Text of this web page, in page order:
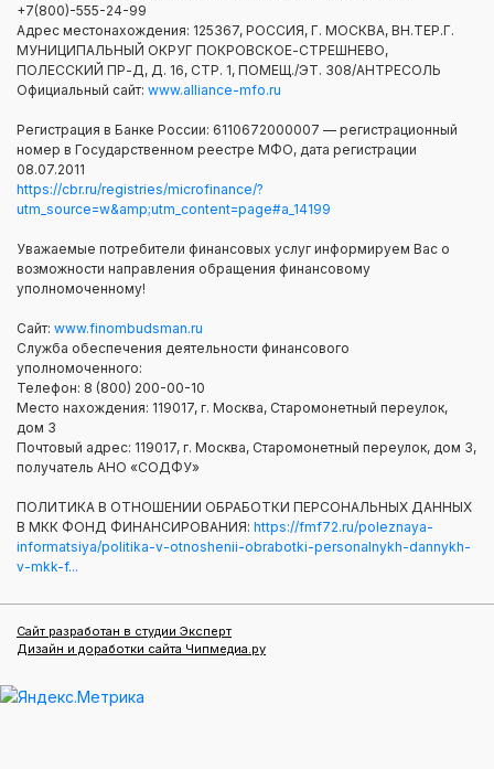
+7(800)-555-24-99
Адрес местонахождения: 125367, РОССИЯ, Г. МОСКВА, ВН.ТЕР.Г.
МУНИЦИПАЛЬНЫЙ ОКРУГ ПОКРОВСКОЕ-СТРЕШНЕВО,
ПОЛЕССКИЙ ПР-Д, Д. 16, СТР. 1, ПОМЕЩ./ЭТ. 308/АНТРЕСОЛЬ
Официальный сайт: www.alliance-mfo.ru
Регистрация в Банке России: 6110672000007 — регистрационный
номер в Государственном реестре МФО, дата регистрации
08.07.2011
https://cbr.ru/registries/microfinance/?
utm_source=w&amp;utm_content=page#a_14199
Уважаемые потребители финансовых услуг информируем Вас о
возможности направления обращения финансовому
уполномоченному!
Сайт: www.finombudsman.ru
Служба обеспечения деятельности финансового
уполномоченного:
Телефон: 8 (800) 200-00-10
Место нахождения: 119017, г. Москва, Старомонетный переулок,
дом 3
Почтовый адрес: 119017, г. Москва, Старомонетный переулок, дом 3,
получатель АНО «СОДФУ»
ПОЛИТИКА В ОТНОШЕНИИ ОБРАБОТКИ ПЕРСОНАЛЬНЫХ ДАННЫХ
В МКК ФОНД ФИНАНСИРОВАНИЯ: https://fmf72.ru/poleznaya-
informatsiya/politika-v-otnoshenii-obrabotki-personalnykh-dannykh-
v-mkk-f...
Сайт разработан в студии Эксперт
Дизайн и доработки сайта Чипмедиа.ру